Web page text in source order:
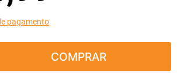
pagamento
COMPRAR